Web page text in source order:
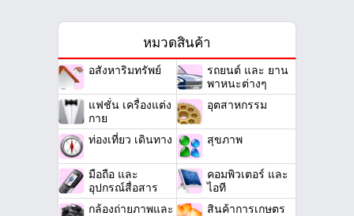
หมวดสินค้า
อสังหาริมทรัพย์
รถยนต์ และ ยาน
พาหนะต่างๆ
แฟชั่น เครื่องแต่ง
กาย
อุตสาหกรรม
ท่องเที่ยว เดินทาง สุขภาพ
มือถือ และ
อุปกรณ์สื่อสาร
คอมพิวเตอร์ และ
ไอที
กล้องถ่ายภาพและ
สินค้าการเกษตร